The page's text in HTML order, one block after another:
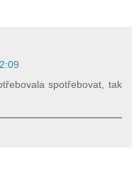
spotřebovat, tak